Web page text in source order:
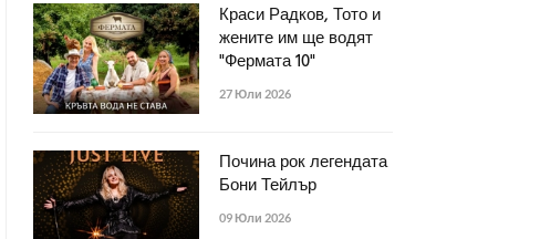
Краси Радков, Тото и
жените им ще водят
"Фермата 10"
27 Юли 2026
Почина рок легендата
Бони Тейлър
09 Юли 2026